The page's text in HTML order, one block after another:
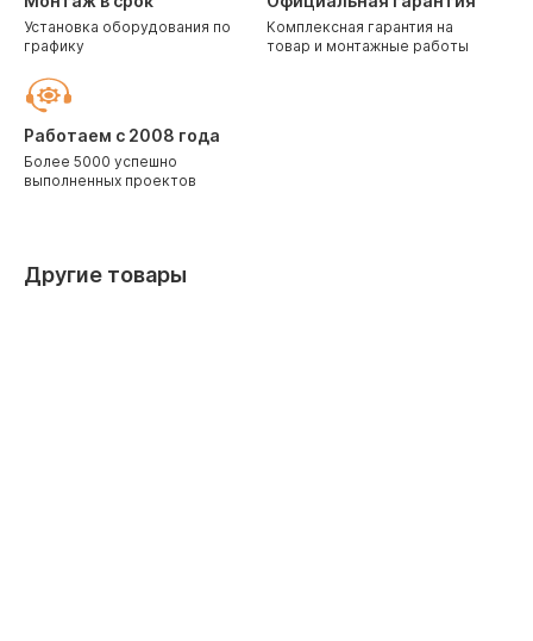
Установка оборудования по
графику
Комплексная гарантия на
товар и монтажные работы
Работаем с 2008 года
Более 5000 успешно
выполненных проектов
Другие товары